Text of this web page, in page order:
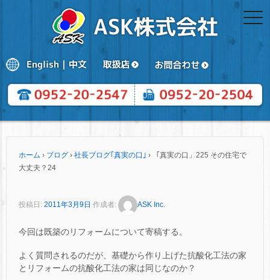
ホーム › ブログ › 社長ブログ｢真実の口｣ ›
「真実の口」225 その住宅で
大丈夫？24
投稿日: 2011年3月9日 作成者: ASK Inc.
今回は既築のリフォームについて寄稿する。
よく質問されるのだが、基礎から作り上げた抗酸化工法の家
とリフォームの抗酸化工法の家は同じなのか？